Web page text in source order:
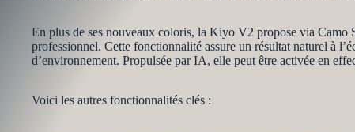
En plus de ses nouveaux coloris, la Kiyo V2 propose via Camo
professionnel. Cette fonctionnalité assure un résultat naturel à
d’environnement. Propulsée par IA, elle peut être activée en
Voici les autres fonctionnalités clés :